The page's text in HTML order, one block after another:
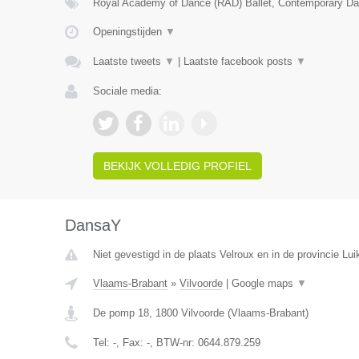
Royal Academy of Dance (RAD) Ballet, Contemporary
Openingstijden ▼
Laatste tweets ▼ Laatste facebook posts ▼
Sociale media:
BEKIJK VOLLEDIG PROFIEL
DansaY
Niet gevestigd in de plaats Velroux en in de provincie
Vlaams-Brabant» Vilvoorde| Google maps ▼
De pomp 18, 1800 Vilvoorde(Vlaams-Brabant)
Tel: -, Fax: -, BTW-nr: 0644.879.259